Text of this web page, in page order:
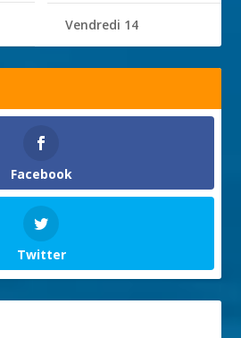
Vendredi 14
Facebook
Twitter